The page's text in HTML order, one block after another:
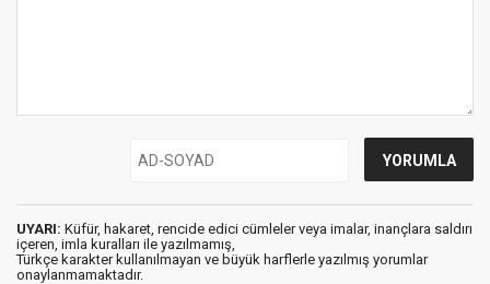
UYARI: Küfür, hakaret, rencide edici cümleler veya imalar, inançlara saldırı
içeren, imla kuralları ile yazılmamış,
Türkçe karakter kullanılmayan ve büyük harflerle yazılmış yorumlar
onaylanmamaktadır.